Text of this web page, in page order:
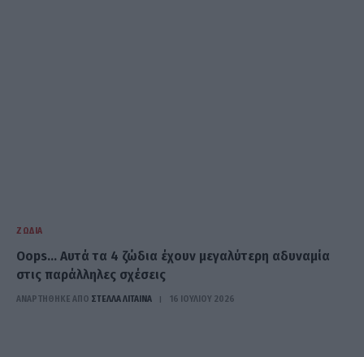
ΖΏΔΙΑ
Oops… Αυτά τα 4 ζώδια έχουν μεγαλύτερη αδυναμία
στις παράλληλες σχέσεις
ΑΝΑΡΤΗΘΗΚΕ ΑΠΟ ΣΤΈΛΛΑ ΛΊΤΑΙΝΑ 16 ΙΟΥΛΊΟΥ 2026